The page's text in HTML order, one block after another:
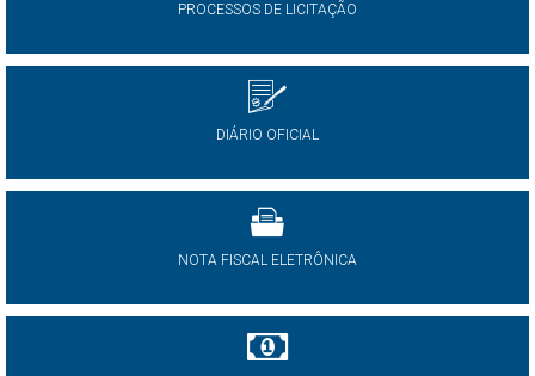
PROCESSOS DE LICITAÇÃO
DIÁRIO OFICIAL
NOTA FISCAL ELETRÔNICA